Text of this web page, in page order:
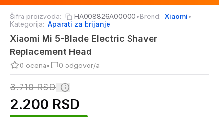
Šifra proizvoda: HA008826A00000•Brend: Xiaomi•
Kategorija: Aparati za brijanje
Xiaomi Mi 5-Blade Electric Shaver
Replacement Head
0 ocena• 0 odgovor/a
3.710RSD
2.200 RSD